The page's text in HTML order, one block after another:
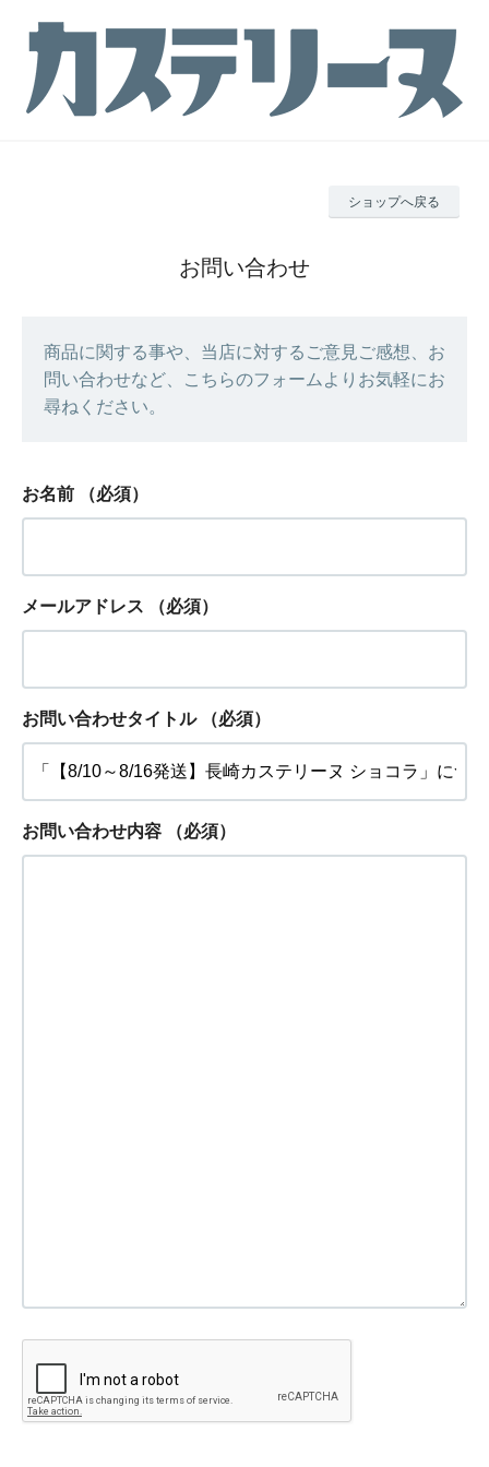
ショップへ戻る
お問い合わせ
商品に関する事や、当店に対するご意見ご感想、お
問い合わせなど、こちらのフォームよりお気軽にお
尋ねください。
お名前 （必須）
メールアドレス （必須）
お問い合わせタイトル （必須）
お問い合わせ内容 （必須）